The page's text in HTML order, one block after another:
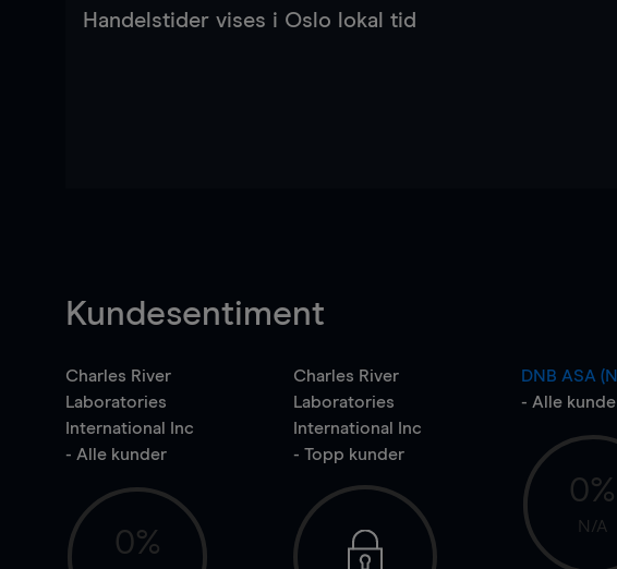
Handelstider vises i Oslo lokal tid
Kundesentiment
Charles River
Laboratories
International Inc
- Alle kunder
0%
Charles River
Laboratories
International Inc
- Topp kunder
DNB ASA
- Alle
0%
N/A